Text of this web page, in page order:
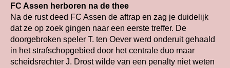
FC Assen herboren na de thee
Na de rust deed FC Assen de aftrap en zag je duidelijk
dat ze op zoek gingen naar een eerste treffer. De
doorgebroken speler T. ten Oever werd onderuit gehaald
in het strafschopgebied door het centrale duo maar
scheidsrechter J. Drost wilde van een penalty niet weten